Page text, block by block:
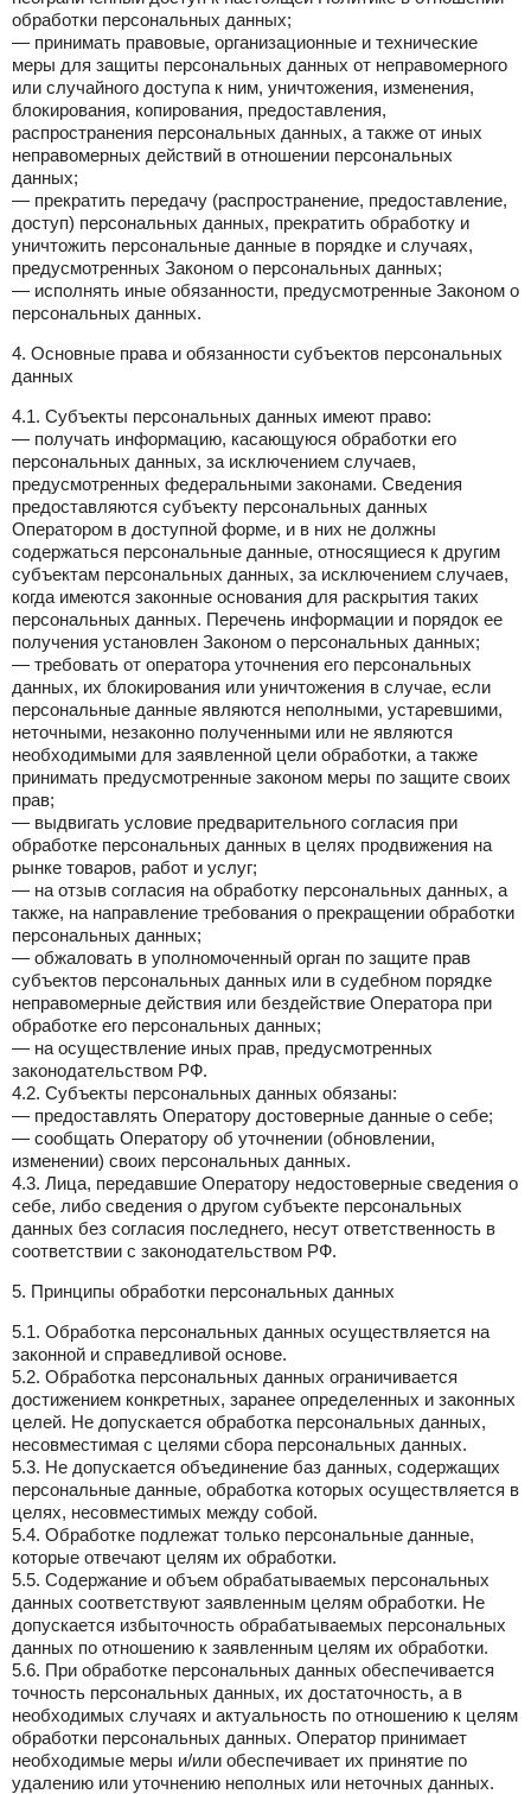
обработки персональных данных;
— принимать правовые, организационные и технические
меры для защиты персональных данных от неправомерного
или случайного доступа к ним, уничтожения, изменения,
блокирования, копирования, предоставления,
распространения персональных данных, а также от иных
неправомерных действий в отношении персональных
данных;
— прекратить передачу (распространение, предоставление,
доступ) персональных данных, прекратить обработку и
уничтожить персональные данные в порядке и случаях,
предусмотренных Законом о персональных данных;
— исполнять иные обязанности, предусмотренные Законом о
персональных данных.
4. Основные права и обязанности субъектов персональных
данных
4.1. Субъекты персональных данных имеют право:
— получать информацию, касающуюся обработки его
персональных данных, за исключением случаев,
предусмотренных федеральными законами. Сведения
предоставляются субъекту персональных данных
Оператором в доступной форме, и в них не должны
содержаться персональные данные, относящиеся к другим
субъектам персональных данных, за исключением случаев,
когда имеются законные основания для раскрытия таких
персональных данных. Перечень информации и порядок ее
получения установлен Законом о персональных данных;
— требовать от оператора уточнения его персональных
данных, их блокирования или уничтожения в случае, если
персональные данные являются неполными, устаревшими,
неточными, незаконно полученными или не являются
необходимыми для заявленной цели обработки, а также
принимать предусмотренные законом меры по защите своих
прав;
— выдвигать условие предварительного согласия при
обработке персональных данных в целях продвижения на
рынке товаров, работ и услуг;
— на отзыв согласия на обработку персональных данных, а
также, на направление требования о прекращении обработки
персональных данных;
— обжаловать в уполномоченный орган по защите прав
субъектов персональных данных или в судебном порядке
неправомерные действия или бездействие Оператора при
обработке его персональных данных;
— на осуществление иных прав, предусмотренных
законодательством РФ.
4.2. Субъекты персональных данных обязаны:
— предоставлять Оператору достоверные данные о себе;
— сообщать Оператору об уточнении (обновлении,
изменении) своих персональных данных.
4.3. Лица, передавшие Оператору недостоверные сведения о
себе, либо сведения о другом субъекте персональных
данных без согласия последнего, несут ответственность в
соответствии с законодательством РФ.
5. Принципы обработки персональных данных
5.1. Обработка персональных данных осуществляется на
законной и справедливой основе.
5.2. Обработка персональных данных ограничивается
достижением конкретных, заранее определенных и законных
целей. Не допускается обработка персональных данных,
несовместимая с целями сбора персональных данных.
5.3. Не допускается объединение баз данных, содержащих
персональные данные, обработка которых осуществляется в
целях, несовместимых между собой.
5.4. Обработке подлежат только персональные данные,
которые отвечают целям их обработки.
5.5. Содержание и объем обрабатываемых персональных
данных соответствуют заявленным целям обработки. Не
допускается избыточность обрабатываемых персональных
данных по отношению к заявленным целям их обработки.
5.6. При обработке персональных данных обеспечивается
точность персональных данных, их достаточность, а в
необходимых случаях и актуальность по отношению к целям
обработки персональных данных. Оператор принимает
необходимые меры и/или обеспечивает их принятие по
удалению или уточнению неполных или неточных данных.